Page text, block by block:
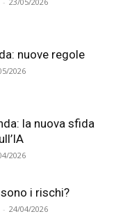
nuove regole
2026
la nuova sfida
2026
i rischi?
- 24/04/2026